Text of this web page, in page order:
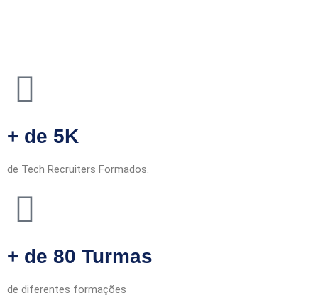
+ de 5K
de Tech Recruiters Formados.
+ de 80 Turmas
de diferentes formações